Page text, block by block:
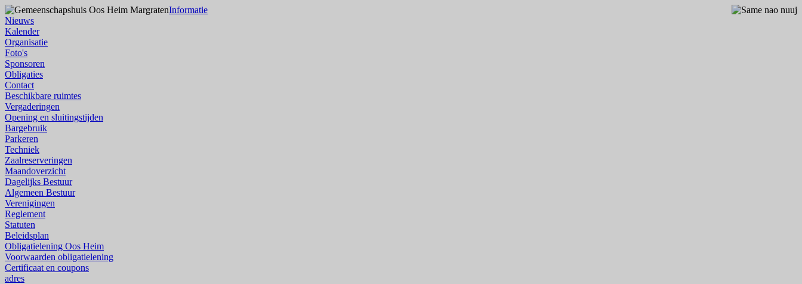
Informatie
Nieuws
Kalender
Organisatie
Foto's
Sponsoren
Obligaties
Contact
Beschikbare ruimtes
Vergaderingen
Opening en sluitingstijden
Bargebruik
Parkeren
Techniek
Zaalreserveringen
Maandoverzicht
Dagelijks Bestuur
Algemeen Bestuur
Verenigingen
Reglement
Statuten
Beleidsplan
Obligatielening Oos Heim
Voorwaarden obligatielening
Certificaat en coupons
adres